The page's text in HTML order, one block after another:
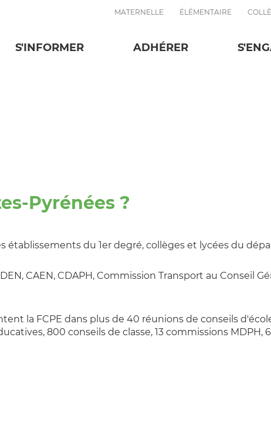
MATERNELLE ÉLÉMENTAIRE
S'INFORMER ADHÉRER
Pyrénées ?
établissements du 1er degré, collèges et lycées du
CAEN, CDAPH, Commission Transport au Conseil
la FCPE dans plus de 40 réunions de conseils
800 conseils de classe, 13 commissions MDPH,